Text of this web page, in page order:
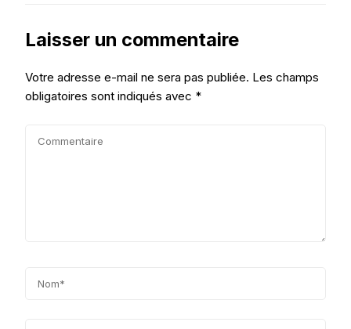
Laisser un commentaire
Votre adresse e-mail ne sera pas publiée. Les champs
obligatoires sont indiqués avec *